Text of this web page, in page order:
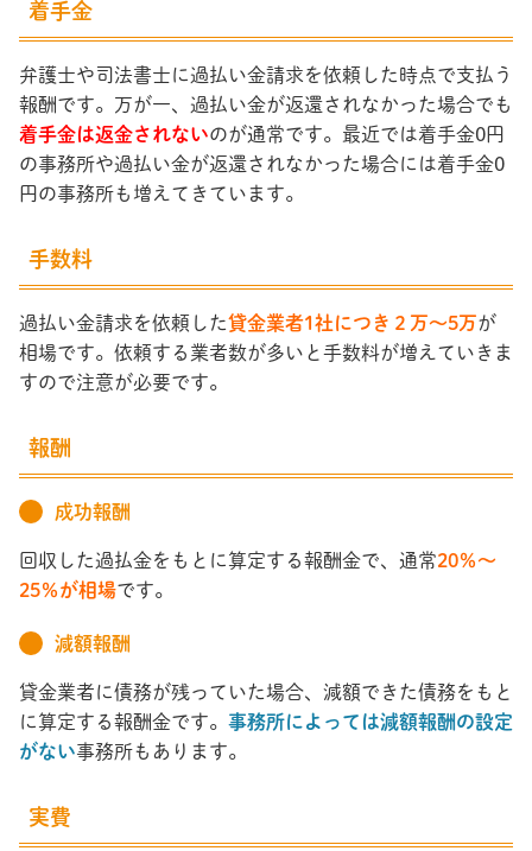
着手金
弁護士や司法書士に過払い金請求を依頼した時点で支払う
報酬です。万が一、過払い金が返還されなかった場合でも
着手金は返金されないのが通常です。最近では着手金0円
の事務所や過払い金が返還されなかった場合には着手金0
円の事務所も増えてきています。
手数料
過払い金請求を依頼した貸金業者1社につき２万～5万が
相場です。依頼する業者数が多いと手数料が増えていきま
すので注意が必要です。
報酬
成功報酬
回収した過払金をもとに算定する報酬金で、通常20％～
25％が相場です。
減額報酬
貸金業者に債務が残っていた場合、減額できた債務をもと
に算定する報酬金です。 事務所によっては減額報酬の設定
がない事務所もあります。
実費